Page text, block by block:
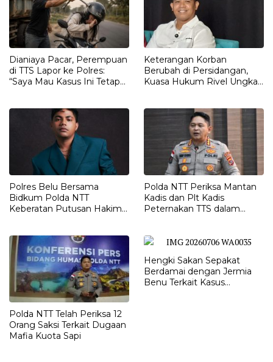
Dianiaya Pacar, Perempuan
di TTS Lapor ke Polres:
“Saya Mau Kasus Ini Tetap
Keterangan Korban
Berubah di Persidangan,
Kuasa Hukum Rivel Ungkap
Polres Belu Bersama
Bidkum Polda NTT
Keberatan Putusan Hakim
Polda NTT Periksa Mantan
Kadis dan Plt Kadis
Peternakan TTS dalam
Polda NTT Telah Periksa 12
Orang Saksi Terkait Dugaan
Mafia Kuota Sapi
Hengki Sakan Sepakat
Berdamai dengan Jermia
Benu Terkait Kasus